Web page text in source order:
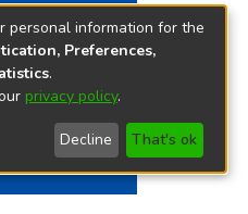
personal information for the
Preferences,
.
privacy policy.
Decline That's ok